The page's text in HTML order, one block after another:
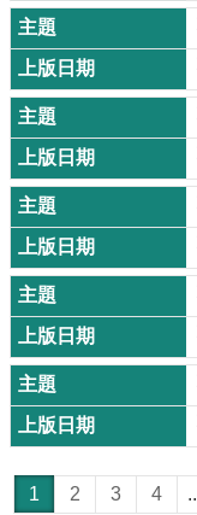
1 2 3 4